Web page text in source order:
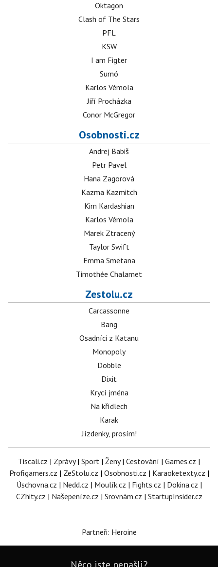
Oktagon
Clash of The Stars
PFL
KSW
I am Figter
Sumó
Karlos Vémola
Jiří Procházka
Conor McGregor
Osobnosti.cz
Andrej Babiš
Petr Pavel
Hana Zagorová
Kazma Kazmitch
Kim Kardashian
Karlos Vémola
Marek Ztracený
Taylor Swift
Emma Smetana
Timothée Chalamet
Zestolu.cz
Carcassonne
Bang
Osadníci z Katanu
Monopoly
Dobble
Dixit
Krycí jména
Na křídlech
Karak
Jízdenky, prosím!
Tiscali.cz | Zprávy| Sport | Ženy| Cestování | Games.cz |
Profigamers.cz | ZeStolu.cz | Osobnosti.cz | Karaoketexty.cz |
Úschovna.cz | Nedd.cz | Moulík.cz | Fights.cz | Dokina.cz |
CZhity.cz | Našepeníze.cz | Srovnám.cz | StartupInsider.cz
Partneři: Heroine